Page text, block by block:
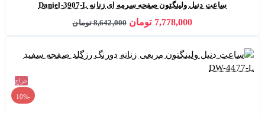
ساعت دنیل ولینگتون صفحه سرمه ای زنانه Daniel-3907-L
7,778,000 تومان 8,642,000 تومان
حراج
-10%